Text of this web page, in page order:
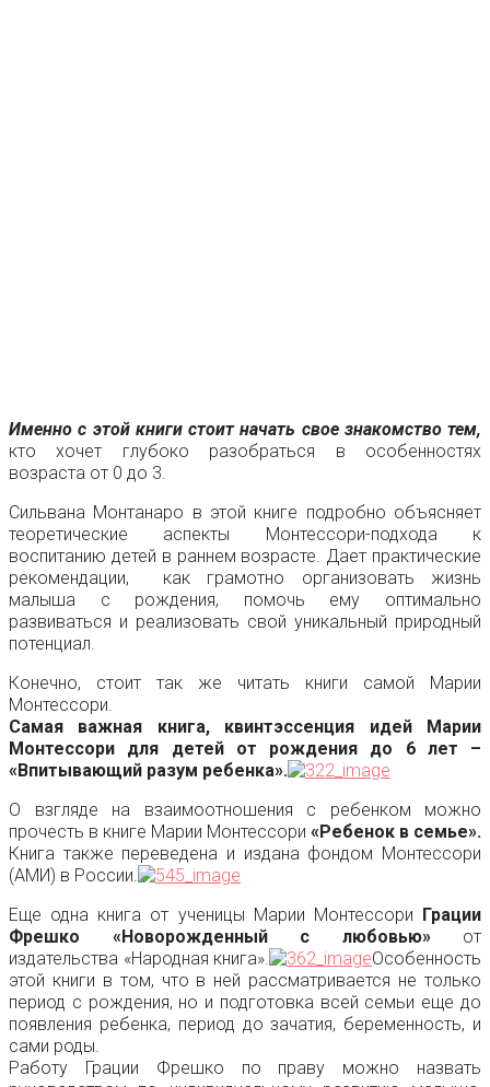
Именно с этой книги стоит начать свое знакомство тем,
кто хочет глубоко разобраться в особенностях
возраста от 0 до 3.
Сильвана Монтанаро в этой книге подробно объясняет
теоретические аспекты Монтессори-подхода к
воспитанию детей в раннем возрасте. Дает практические
рекомендации, как грамотно организовать жизнь
малыша с рождения, помочь ему оптимально
развиваться и реализовать свой уникальный природный
потенциал.
Конечно, стоит так же читать книги самой Марии
Монтессори.
Самая важная книга, квинтэссенция идей Марии
Монтессори для детей от рождения до 6 лет –
«Впитывающий разум ребенка».
О взгляде на взаимоотношения с ребенком можно
прочесть в книге Марии Монтессори «Ребенок в семье».
Книга также переведена и издана фондом Монтессори
(АМИ) в России.
Еще одна книга от ученицы Марии Монтессори Грации
Фрешко «Новорожденный с любовью»от
издательства «Народная книга».
Особенность
этой книги в том, что в ней рассматривается не только
период с рождения, но и подготовка всей семьи еще до
появления ребенка, период до зачатия, беременность, и
сами роды.
Работу Грации Фрешко по праву можно назвать